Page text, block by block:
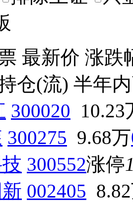
最新价 涨跌
仓(流) 半年
300020 10.23
300275 9.68万
300552涨停
002405